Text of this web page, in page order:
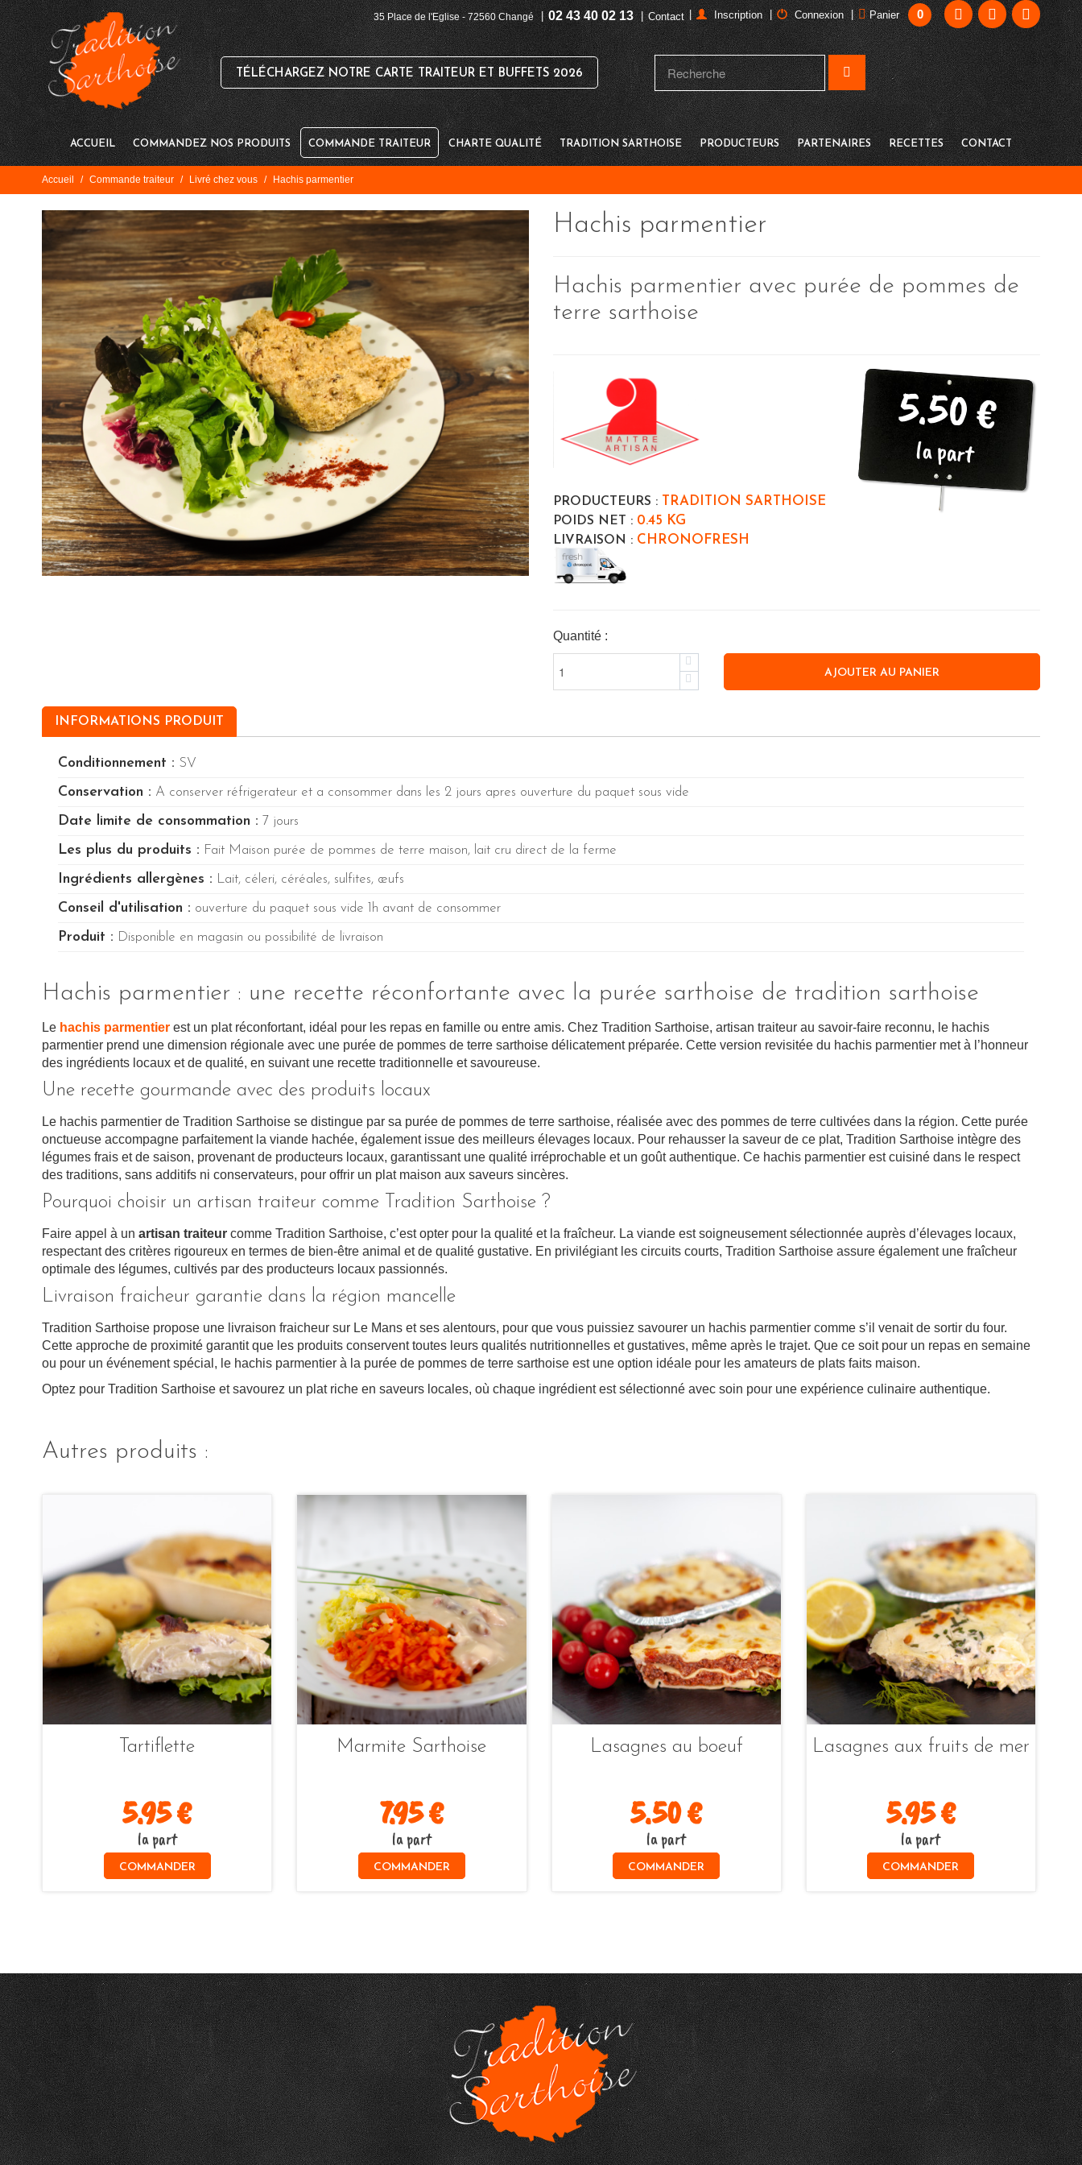
35 Place de l'Eglise - 72560 Changé | 02 43 40 02 13 | Contact | Inscription | Connexion | Panier 0
TÉLÉCHARGEZ NOTRE CARTE TRAITEUR ET BUFFETS 2026
ACCUEIL COMMANDEZ NOS PRODUITS COMMANDE TRAITEUR CHARTE QUALITÉ TRADITION SARTHOISE PRODUCTEURS PARTENAIRES RECETTES CONTACT
Accueil / Commande traiteur / Livré chez vous / Hachis parmentier
Hachis parmentier
Hachis parmentier avec purée de pommes de
terre sarthoise
PRODUCTEURS : TRADITION SARTHOISE
POIDS NET : 0.45 KG
LIVRAISON : CHRONOFRESH
5.50 €
la part
Quantité :
INFORMATIONS PRODUIT
Conditionnement : SV
Conservation : A conserver réfrigerateur et a consommer dans les 2 jours apres ouverture du paquet sous vide
Date limite de consommation : 7 jours
Les plus du produits : Fait Maison purée de pommes de terre maison, lait cru direct de la ferme
Ingrédients allergènes : Lait, céleri, céréales, sulfites, œufs
Conseil d'utilisation : ouverture du paquet sous vide 1h avant de consommer
Produit : Disponible en magasin ou possibilité de livraison
Hachis parmentier : une recette réconfortante avec la purée sarthoise de tradition sarthoise
Le hachis parmentier est un plat réconfortant, idéal pour les repas en famille ou entre amis. Chez Tradition Sarthoise, artisan traiteur au savoir-faire reconnu, le hachis
parmentier prend une dimension régionale avec une purée de pommes de terre sarthoise délicatement préparée. Cette version revisitée du hachis parmentier met à l’honneur
des ingrédients locaux et de qualité, en suivant une recette traditionnelle et savoureuse.
Une recette gourmande avec des produits locaux
Le hachis parmentier de Tradition Sarthoise se distingue par sa purée de pommes de terre sarthoise, réalisée avec des pommes de terre cultivées dans la région. Cette purée
onctueuse accompagne parfaitement la viande hachée, également issue des meilleurs élevages locaux. Pour rehausser la saveur de ce plat, Tradition Sarthoise intègre des
légumes frais et de saison, provenant de producteurs locaux, garantissant une qualité irréprochable et un goût authentique. Ce hachis parmentier est cuisiné dans le respect
des traditions, sans additifs ni conservateurs, pour offrir un plat maison aux saveurs sincères.
Pourquoi choisir un artisan traiteur comme Tradition Sarthoise ?
Faire appel à un artisan traiteur comme Tradition Sarthoise, c’est opter pour la qualité et la fraîcheur. La viande est soigneusement sélectionnée auprès d’élevages locaux,
respectant des critères rigoureux en termes de bien-être animal et de qualité gustative. En privilégiant les circuits courts, Tradition Sarthoise assure également une fraîcheur
optimale des légumes, cultivés par des producteurs locaux passionnés.
Livraison fraicheur garantie dans la région mancelle
Tradition Sarthoise propose une livraison fraicheur sur Le Mans et ses alentours, pour que vous puissiez savourer un hachis parmentier comme s’il venait de sortir du four.
Cette approche de proximité garantit que les produits conservent toutes leurs qualités nutritionnelles et gustatives, même après le trajet. Que ce soit pour un repas en semaine
ou pour un événement spécial, le hachis parmentier à la purée de pommes de terre sarthoise est une option idéale pour les amateurs de plats faits maison.
Optez pour Tradition Sarthoise et savourez un plat riche en saveurs locales, où chaque ingrédient est sélectionné avec soin pour une expérience culinaire authentique.
Autres produits :
Tartiflette
5.95 €
la part
COMMANDER
Marmite Sarthoise
7.95 €
la part
COMMANDER
Lasagnes au boeuf
5.50 €
la part
COMMANDER
Lasagnes aux fruits de mer
5.95 €
la part
COMMANDER